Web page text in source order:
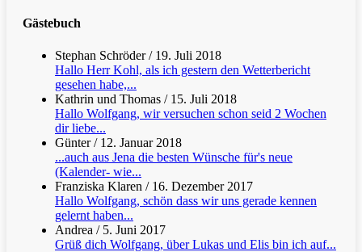
Gästebuch
Stephan Schröder/ 19. Juli 2018
Hallo Herr Kohl, als ich gestern den Wetterbericht
gesehen habe,...
Kathrin und Thomas / 15. Juli 2018
Hallo Wolfgang, wir versuchen schon seid 2 Wochen
dir liebe...
Günter/ 12. Januar 2018
...auch aus Jena die besten Wünsche für's neue
(Kalender- wie...
Franziska Klaren / 16. Dezember 2017
Hallo Wolfgang, schön dass wir uns gerade kennen
gelernt haben...
Andrea / 5. Juni 2017
Grüß dich Wolfgang, über Lukas und Elis bin ich auf...